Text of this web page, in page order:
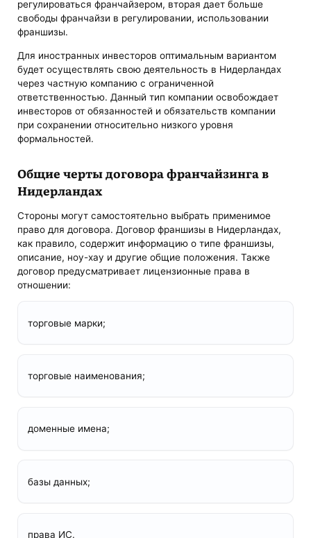
регулироваться франчайзером, вторая дает больше
свободы франчайзи в регулировании, использовании
франшизы.
Для иностранных инвесторов оптимальным вариантом
будет осуществлять свою деятельность в Нидерландах
через частную компанию с ограниченной
ответственностью. Данный тип компании освобождает
инвесторов от обязанностей и обязательств компании
при сохранении относительно низкого уровня
формальностей.
Общие черты договора франчайзинга в
Нидерландах
Стороны могут самостоятельно выбрать применимое
право для договора. Договор франшизы в Нидерландах,
как правило, содержит информацию о типе франшизы,
описание, ноу-хау и другие общие положения. Также
договор предусматривает лицензионные права в
отношении:
торговые марки;
торговые наименования;
доменные имена;
базы данных;
права ИС.